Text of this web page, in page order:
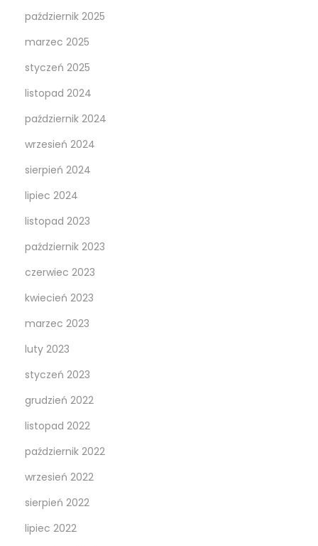
październik 2025
marzec 2025
styczeń 2025
listopad 2024
październik 2024
wrzesień 2024
sierpień 2024
lipiec 2024
listopad 2023
październik 2023
czerwiec 2023
kwiecień 2023
marzec 2023
luty 2023
styczeń 2023
grudzień 2022
listopad 2022
październik 2022
wrzesień 2022
sierpień 2022
lipiec 2022